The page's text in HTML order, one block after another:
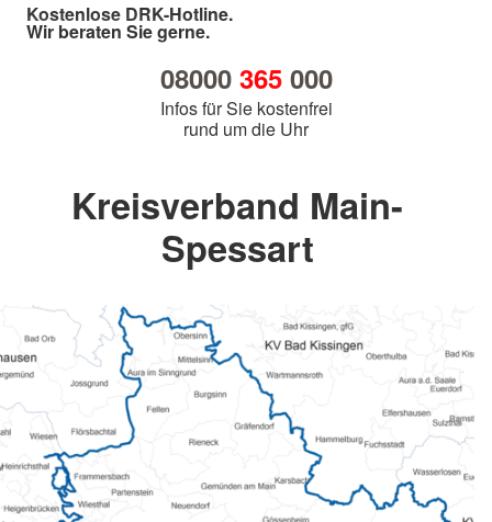
Kostenlose DRK-Hotline.
Wir beraten Sie gerne.
08000 365000
Infos für Sie kostenfrei
rund um die Uhr
Kreisverband Main-
Spessart